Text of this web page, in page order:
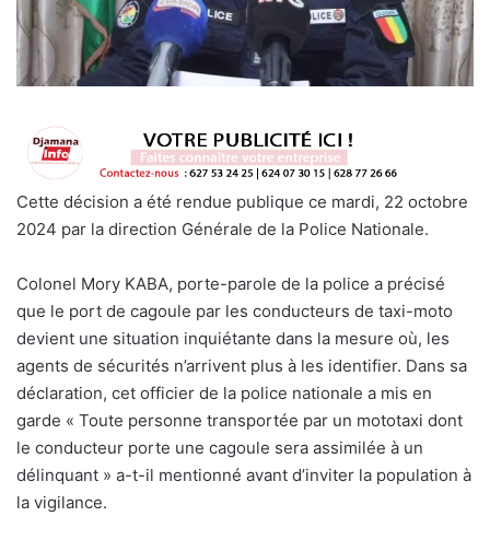
Cette décision a été rendue publique ce mardi, 22 octobre
2024 par la direction Générale de la Police Nationale.
Colonel Mory KABA, porte-parole de la police a précisé
que le port de cagoule par les conducteurs de taxi-moto
devient une situation inquiétante dans la mesure où, les
agents de sécurités n’arrivent plus à les identifier. Dans sa
déclaration, cet officier de la police nationale a mis en
garde « Toute personne transportée par un mototaxi dont
le conducteur porte une cagoule sera assimilée à un
délinquant » a-t-il mentionné avant d’inviter la population à
la vigilance.